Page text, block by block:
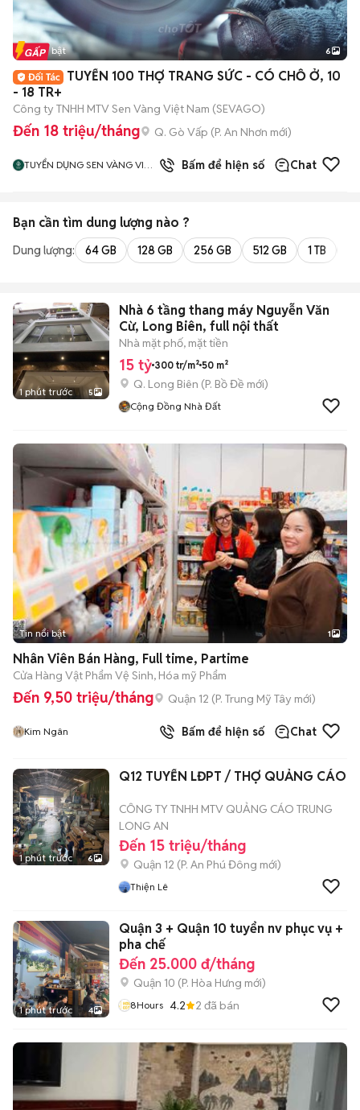
+2
Tin nổi bật 6
TUYỂN 100 THỢ TRANG SỨC - CÓ CHỖ Ở, 10
- 18 TR+
Công ty TNHH MTV Sen Vàng Việt Nam (SEVAGO)
Đến 18 triệu/tháng Q. Gò Vấp (P. An Nhơn mới)
TUYỂN DỤNG SEN VÀNG VIỆT
Bấm để hiện số Chat
Bạn cần tìm dung lượng nào ?
Dung lượng: 64 GB 128 GB 256 GB 512 GB 1 TB
1 phút trước 5
Nhà 6 tầng thang máy Nguyễn Văn
Cừ, Long Biên, full nội thất
Nhà mặt phố, mặt tiền
15 tỷ 300 tr/m² 50 m²
Q. Long Biên (P. Bồ Đề mới)
Cộng Đồng Nhà Đất
Tin nổi bật 1
Nhân Viên Bán Hàng, Full time, Partime
Cửa Hàng Vật Phẩm Vệ Sinh, Hóa mỹ Phẩm
Đến 9,50 triệu/tháng Quận 12 (P. Trung Mỹ Tây mới)
Kim Ngân Bấm để hiện số Chat
1 phút trước 6
Q12 TUYỂN LĐPT / THỢ QUẢNG CÁO
CÔNG TY TNHH MTV QUẢNG CÁO TRUNG
LONG AN
Đến 15 triệu/tháng
Quận 12 (P. An Phú Đông mới)
Thiện Lê
1 phút trước 4
Quận 3 + Quận 10 tuyển nv phục vụ +
pha chế
Đến 25.000 đ/tháng
Quận 10 (P. Hòa Hưng mới)
8Hours 4.2 2 đã bán